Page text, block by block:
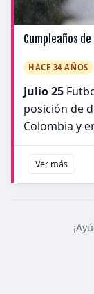
Cumpleaños
HACE 34 AÑOS
Julio 25
posición de
Colombia y
Ver más